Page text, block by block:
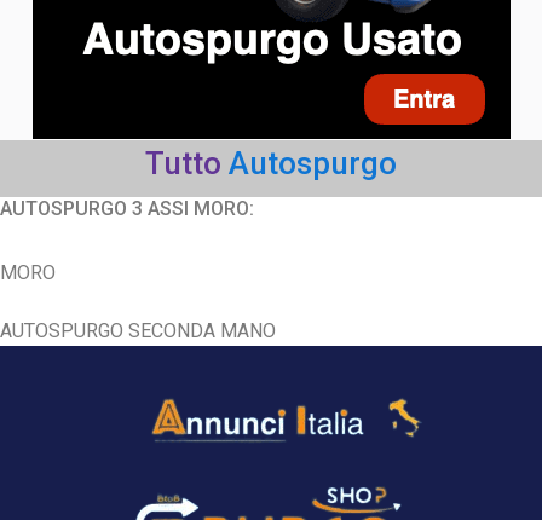
Tutto Autospurgo
AUTOSPURGO 3 ASSI MORO:
MORO
AUTOSPURGO SECONDA MANO